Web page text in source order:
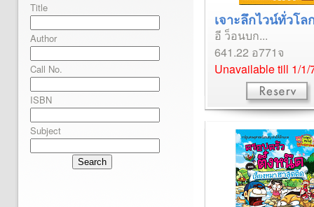
Title
Author
Call No.
ISBN
Subject
Search
เจาะลึกไวน์ทั่วโล
อี ว็อนบก...
641.22 อ771จ
Unavailable till 1/1/